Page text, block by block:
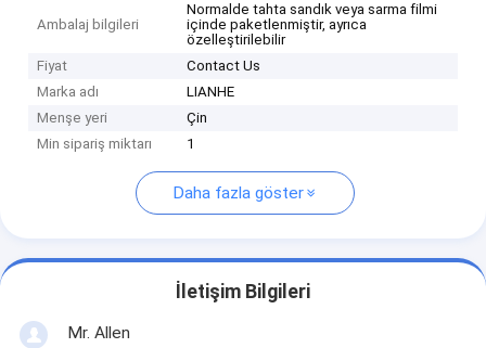
Ambalaj bilgileri
Normalde tahta sandık veya sarma filmi
içinde paketlenmiştir, ayrıca
özelleştirilebilir
Fiyat
Contact Us
Marka adı
LIANHE
Menşe yeri
Çin
Min sipariş miktarı
1
Daha fazla göster
İletişim Bilgileri
Mr. Allen